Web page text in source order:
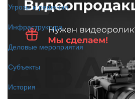
Угрозы и решения
Инфраструктура
Деловые мероприятия
Субъекты
История